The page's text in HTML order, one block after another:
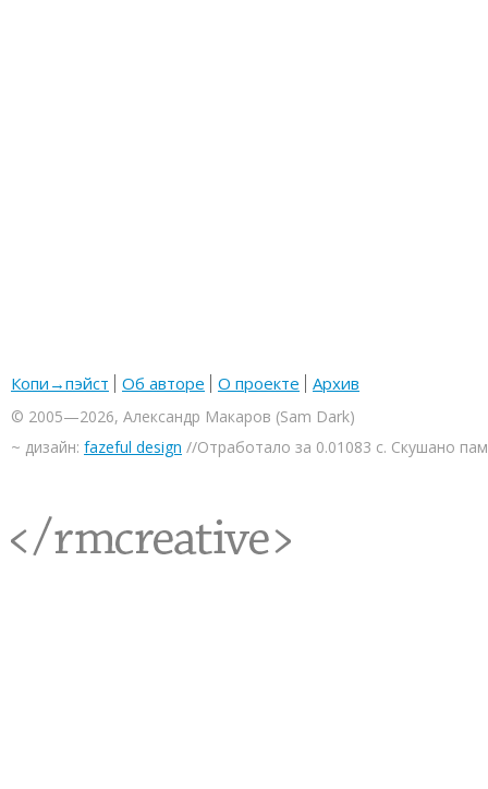
Копи→пэйст Об авторе О проекте Архив
© 2005—2026, Александр Макаров (Sam Dark)
~ дизайн: fazeful design //Отработало за 0.01083 с. Скушано
<rmcreative/>